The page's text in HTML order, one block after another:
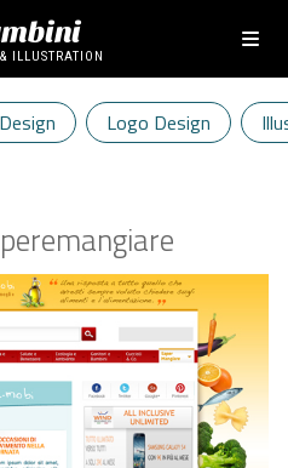
ILLUSTRATION
Logo Design
Emilia Portonovo